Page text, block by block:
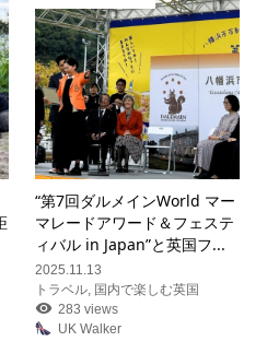
“第7回ダルメインWorld マー
マレードアワード＆フェステ
ィバル in Japan”と英国フ...
2025.11.13
トラベル, 国内で楽しむ英国
283 views
UK Walker